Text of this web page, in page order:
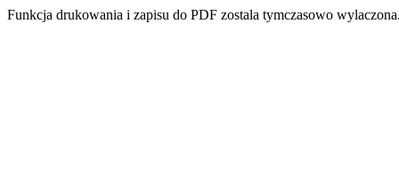
Funkcja drukowania i zapisu do PDF zostala tymczasowo